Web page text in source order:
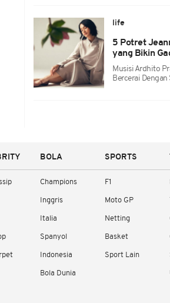
life
5 Potret
yang Bikin
Musisi Ardhito
Bercerai Dengan
BOLA
Champions
Inggris
Italia
Spanyol
Indonesia
Bola Dunia
SPORTS
F1
Moto GP
Netting
Basket
Sport Lain